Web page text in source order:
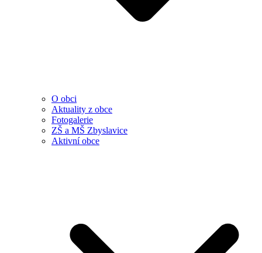
O obci
Aktuality z obce
Fotogalerie
ZŠ a MŠ Zbyslavice
Aktivní obce